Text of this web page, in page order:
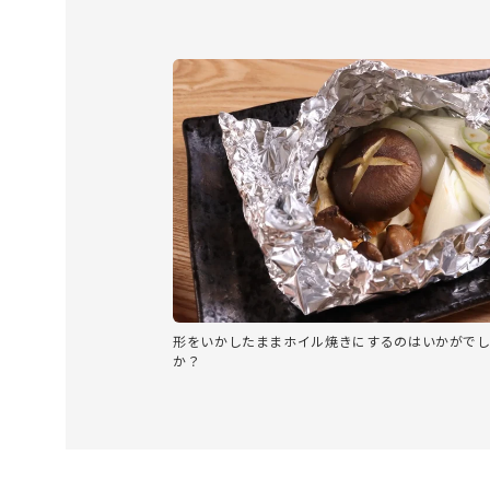
形をいかしたままホイル焼きにするのはいかがで
か？